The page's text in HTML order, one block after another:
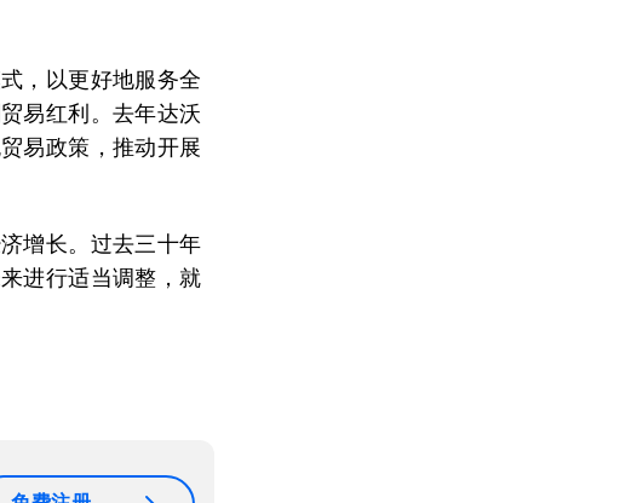
，以更好地服务全
易红利。去年达沃
易政策，推动开展
增长。过去三十年
进行适当调整，就